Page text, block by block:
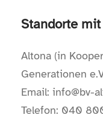
Standorte
Altona (in
Generationen
Email: info@bv-
Telefon: 040